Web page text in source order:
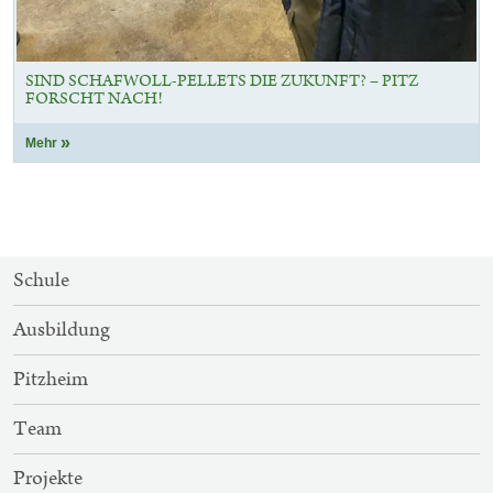
SIND SCHAFWOLL-PELLETS DIE ZUKUNFT? – PITZ
FORSCHT NACH!
Mehr
SITEMAP-
NAVIGATION
Schule
Ausbildung
Pitzheim
Team
Projekte